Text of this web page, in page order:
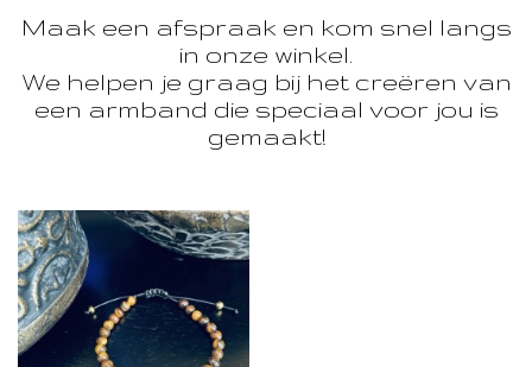
Maak een afspraak en kom snel langs
in onze winkel.
We helpen je graag bij het creëren van
een armband die speciaal voor jou is
gemaakt!